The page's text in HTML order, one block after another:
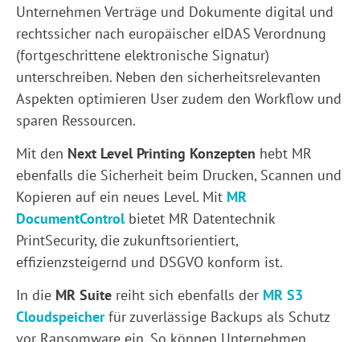
Unternehmen Verträge und Dokumente digital und
rechtssicher nach europäischer eIDAS Verordnung
(fortgeschrittene elektronische Signatur)
unterschreiben. Neben den sicherheitsrelevanten
Aspekten optimieren User zudem den Workflow und
sparen Ressourcen.
Mit den Next Level Printing Konzepten hebt MR
ebenfalls die Sicherheit beim Drucken, Scannen und
Kopieren auf ein neues Level. Mit MR
DocumentControlbietet MR Datentechnik
PrintSecurity, die zukunftsorientiert,
effizienzsteigernd und DSGVO konform ist.
In die MR Suite reiht sich ebenfalls der MR S3
Cloudspeicherfür zuverlässige Backups als Schutz